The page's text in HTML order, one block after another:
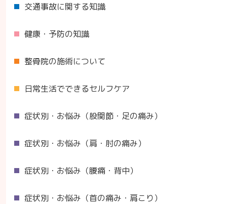
交通事故に関する知識
健康・予防の知識
整骨院の施術について
日常生活でできるセルフケア
症状別・お悩み（股関節・足の痛み）
症状別・お悩み（肩・肘の痛み）
症状別・お悩み（腰痛・背中）
症状別・お悩み（首の痛み・肩こり）